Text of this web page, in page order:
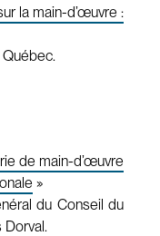
la main-d’œuvre :
de main-d’œuvre
»
du Conseil du
Dorval.